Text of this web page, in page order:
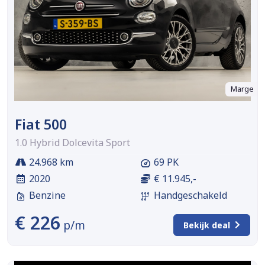
Marge
Fiat 500
1.0 Hybrid Dolcevita Sport
24.968 km
2020
Benzine
69 PK
€ 11.945,-
Handgeschakeld
€ 226 p/m Bekijk deal